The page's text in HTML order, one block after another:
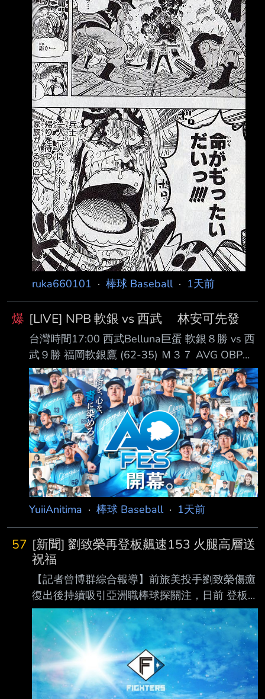
後，休息室更一 度爆發衝突，甚至有球員當場
怒喊「不要再說了！」，最終日本武士隊就在低
迷氣氛中解 散。 《週刊文春》訪問4名參與本屆
WBC的日本隊球員，多人將矛頭指向
ruka660101 · 棒球 Baseball· 1天前
爆 [LIVE] NPB 軟銀 vs 西武 林安可先發
台灣時間17:00 西武Belluna巨蛋 軟銀８勝 vs 西
武９勝 福岡軟銀鷹 (62-35) Ｍ３７ AVG OBP
SLG OPS HR RBI PA １. 正木智也 (R) 1B .282
.382 .519 .900 16 40 283 ２. 周東佑京 (L) CF
.278 .348 .351 .699 1 26 395 ３. 近藤健介 (L)
LF .310 .425 .588 1.013 23 82 409 ４. 栗原陵
矢 (L) 3B .253 .342 .552 .894 30 78
YuiiAnitima · 棒球 Baseball· 1天前
57 [新聞] 劉致榮再登板飆速153 火腿高層送
祝福
【記者曾博群綜合報導】前旅美投手劉致榮傷癒
復出後持續吸引亞洲職棒球探關注，日前 登板
時便有日、韓職多支球隊派員到場觀察，據了解
昨日再度登板，根據現場球探測速， 劉致榮最
快球速達153公里，展現復健後逐步找回球威的
跡象。 劉致榮目前隨著亞運培訓隊移訓，據了
解，近期到場且持續關注的日職球隊包括阪神
虎、 日本火腿鬥士及東北樂天金鷲以及養樂